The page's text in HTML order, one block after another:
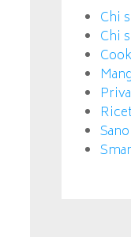
Chi
Chi